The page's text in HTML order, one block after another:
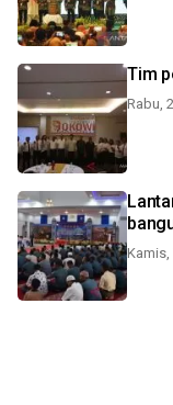
Tim
Rabu,
Kamis,